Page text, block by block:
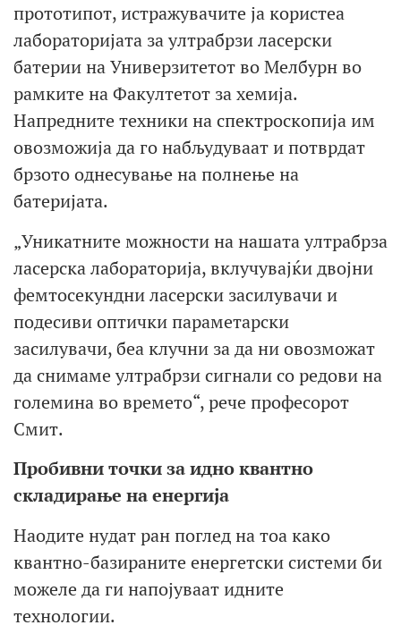
прототипот, истражувачите ја користеа
лабораторијата за ултрабрзи ласерски
батерии на Универзитетот во Мелбурн во
рамките на Факултетот за хемија.
Напредните техники на спектроскопија им
овозможија да го набљудуваат и потврдат
брзото однесување на полнење на
батеријата.
„Уникатните можности на нашата ултрабрза
ласерска лабораторија, вклучувајќи двојни
фемтосекундни ласерски засилувачи и
подесиви оптички параметарски
засилувачи, беа клучни за да ни овозможат
да снимаме ултрабрзи сигнали со редови на
големина во времето“, рече професорот
Смит.
Пробивни точки за идно квантно
складирање на енергија
Наодите нудат ран поглед на тоа како
квантно-базираните енергетски системи би
можеле да ги напојуваат идните
технологии.